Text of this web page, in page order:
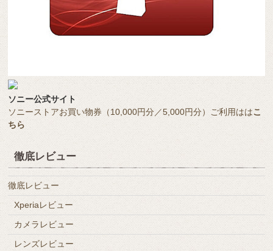
ソニー公式サイト
ソニーストアお買い物券（10,000円分／5,000円分）ご利用ははこ
ちら
徹底レビュー
徹底レビュー
Xperiaレビュー
カメラレビュー
レンズレビュー